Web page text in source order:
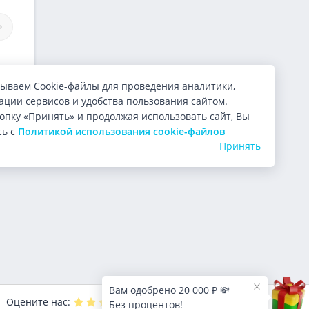
Займы Фонд «Брянская
Оцените нас: 4.9из 5 (9999
Вам одобрено 20 000 ₽ 💸
Без процентов!
Cookie-файлы для проведения аналитики,
сервисов и удобства пользования сайтом.
«Принять» и продолжая использовать сайт, Вы
с Политикой использования cookie-файлов
Принять